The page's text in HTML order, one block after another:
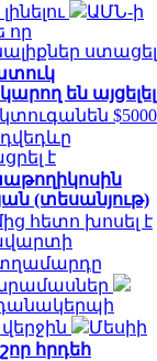
ԱՄՆ-ի
որ
ստացել
են այցելել
$5000
է
(տեսանյութ)
հետո խոսել է
տղամարդը
Մեսիի
հրդեհ